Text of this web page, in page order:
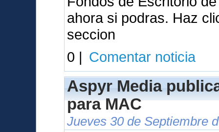
ahora si podras. Haz
seccion
0 | Comentar noticia
Aspyr Media
para MAC
Jueves 30 de Septiembre